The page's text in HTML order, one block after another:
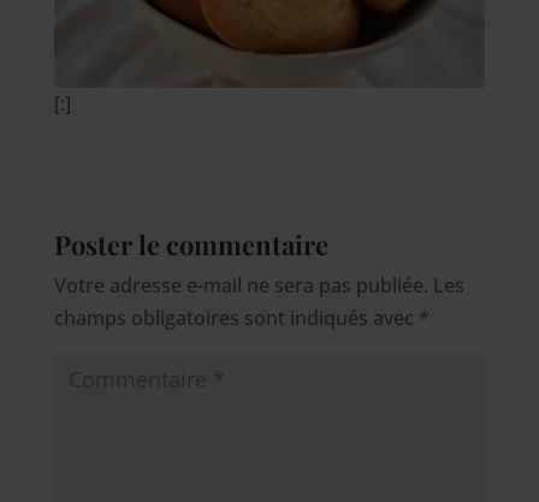
[:]
Poster le commentaire
Votre adresse e-mail ne sera pas publiée. Les
champs obligatoires sont indiqués avec *